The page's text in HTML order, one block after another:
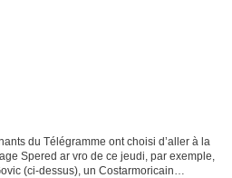
du Télégramme ont choisi d’aller à la
Spered ar vro de ce jeudi, par exemple,
(ci-dessus), un Costarmoricain